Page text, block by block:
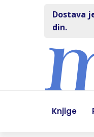
Dostava
din.
Knjige